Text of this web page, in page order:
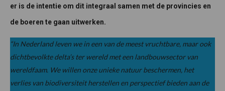
er is de intentie om dit integraal samen met de provincies en
de boeren te gaan uitwerken.
“In Nederland leven we in een van de meest vruchtbare, maar ook
dichtbevolkte delta’s ter wereld met een landbouwsector van
wereldfaam. We willen onze unieke natuur beschermen, het
verlies van biodiversiteit herstellen en perspectief bieden aan de